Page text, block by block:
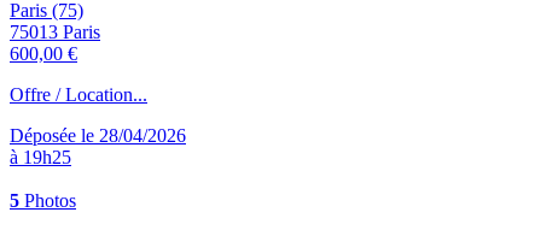
Paris (75)
75013 Paris
600,00 €
Offre / Location...
Déposée le 28/04/2026
à 19h25
5 Photos